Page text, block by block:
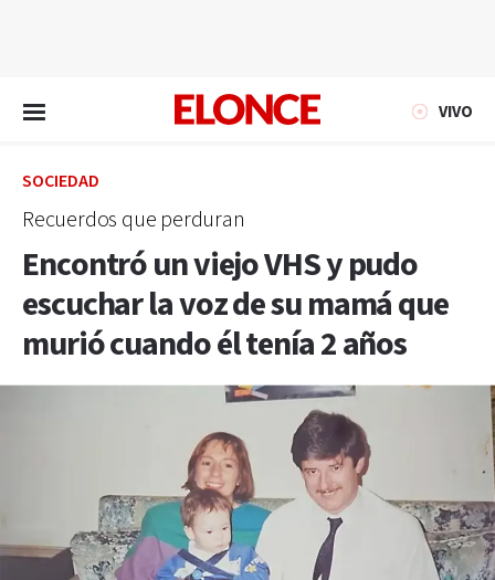
VIVO
SOCIEDAD
Recuerdos que perduran
Encontró un viejo VHS y pudo
escuchar la voz de su mamá que
murió cuando él tenía 2 años